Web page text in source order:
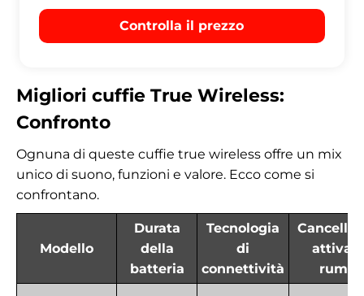
Controlla il prezzo
Migliori cuffie True Wireless:
Confronto
Ognuna di queste cuffie true wireless offre un mix
unico di suono, funzioni e valore. Ecco come si
confrontano.
Modello
Durata
della
batteria
Tecnologia
di
connettività
attiva